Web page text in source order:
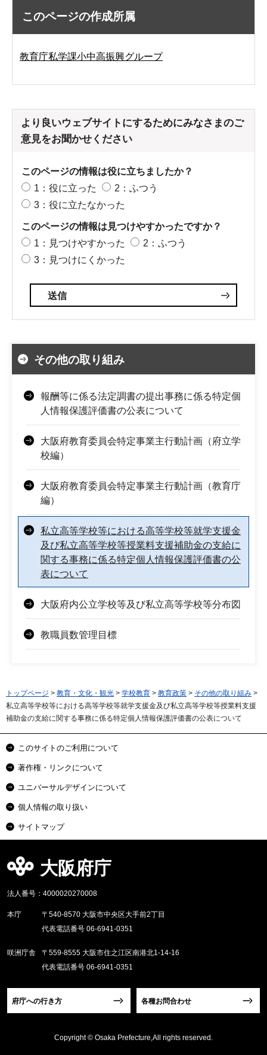
このページの作成所属
教育庁私学課小中高振興グループ
より良いウェブサイトにするためにみなさまのご
意見をお聞かせください
このページの情報は役に立ちましたか？
1：役に立った
2：ふつう
3：役に立たなかった
このページの情報は見つけやすかったですか？
1：見つけやすかった
2：ふつう
3：見つけにくかった
その他の取り組み
報酬等に係る法定調書の提出事務に係る特定個
人情報保護評価書の公表について
大阪府教育委員会特定事業主行動計画（府立学
校編）
大阪府教育委員会特定事業主行動計画（教育庁
編）
私立高等学校等における高等学校等就学支援金
及び私立高等学校等授業料支援補助金の支給に
関する事務に係る特定個人情報保護評価書の公
表について
大阪府内公立学校等及び私立高等学校等分布図
教職員数管理目標
トップページ > 教育・文化・観光 > 学校教育 > 教育政策 > その他の取り組み >
私立高等学校等における高等学校等就学支援金及び私立高等学校等授業料支援
補助金の支給に関する事務に係る特定個人情報保護評価書の公表について
このサイトのご利用について
著作権・リンクについて
ユニバーサルデザインについて
個人情報の取り扱い
サイトマップ
大阪府庁
法人番号：4000020270008
本庁
〒540-8570 大阪市中央区大手前2丁目
代表電話番号 06-6941-0351
咲洲庁舎
〒559-8555 大阪市住之江区南港北1-14-16
代表電話番号 06-6941-0351
府庁への行き方 各種お問合わせ
Copyright © Osaka Prefecture,All rights reserved.